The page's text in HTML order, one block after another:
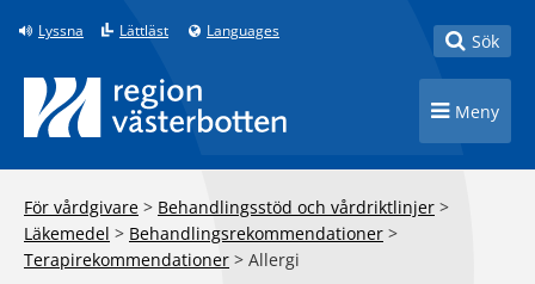
Till innehåll på sidan
Lyssna Lättläst Languages Toggle
Sök
Toggle
Meny
För vårdgivare > Behandlingsstöd och vårdriktlinjer >
Läkemedel > Behandlingsrekommendationer >
Terapirekommendationer > Allergi